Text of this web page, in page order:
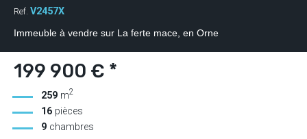
Ref. V2457X
Immeuble à vendre sur La ferte mace, en Orne
199 900 € *
259 m2
16 pièces
9 chambres